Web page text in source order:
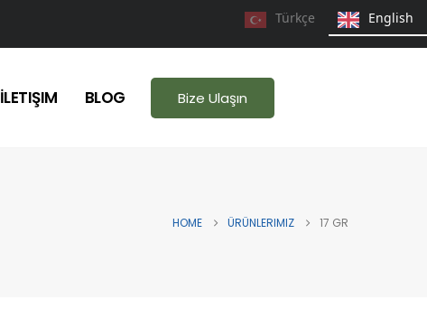
Türkçe English
İLETIŞIM BLOG Bize Ulaşın
HOME ÜRÜNLERIMIZ 17 GR